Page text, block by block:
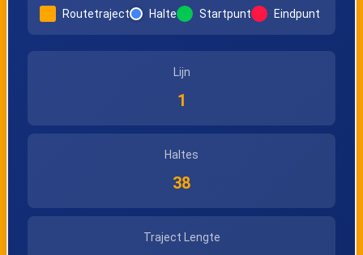
Genk,
Genk,
Routetraject Halte Startpunt Eindpunt
Lijn
1
Haltes
38
Traject Lengte